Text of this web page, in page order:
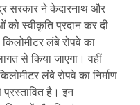
सरकार ने केदारनाथ और
को स्वीकृति प्रदान कर दी
लंबे रोपवे का
से किया जाएगा। वहीं
लंबे रोपवे का निर्माण
है। इन